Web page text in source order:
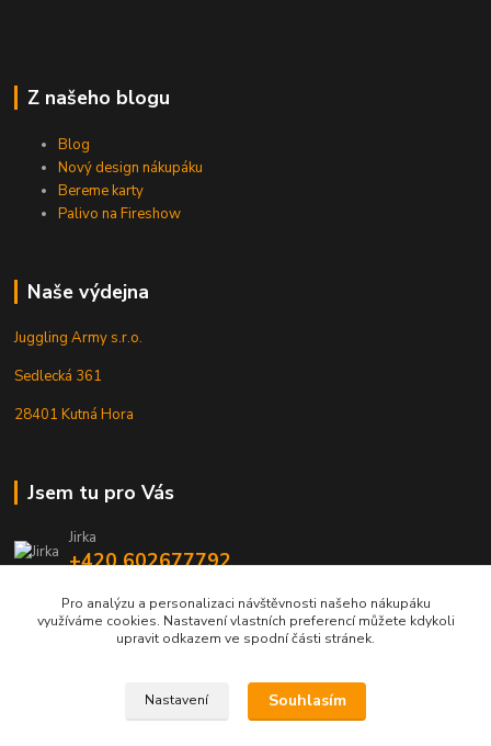
Z našeho blogu
Blog
Nový design nákupáku
Bereme karty
Palivo na Fireshow
Naše výdejna
Juggling Army s.r.o.
Sedlecká 361
28401 Kutná Hora
Jsem tu pro Vás
Jirka
+420 602677792
info@jarmy.cz
Pro analýzu a personalizaci návštěvnosti našeho nákupáku
využíváme cookies. Nastavení vlastních preferencí můžete kdykoli
upravit odkazem ve spodní části stránek.
Nastavení Souhlasím